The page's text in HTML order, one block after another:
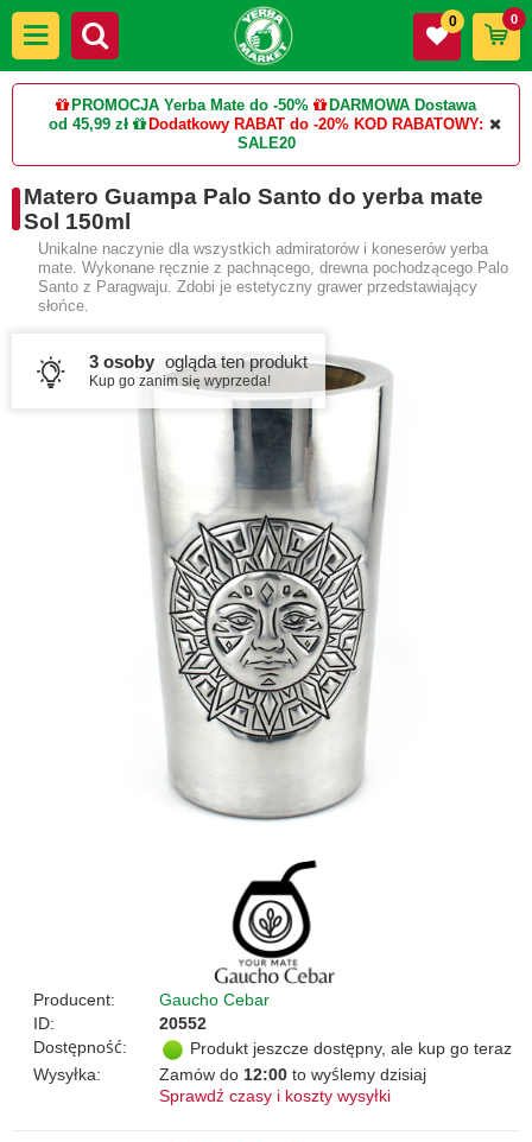
PROMOCJA Yerba Mate do -50%
DARMOWA Dostawa
od 45,99 zł
Dodatkowy RABAT do -20% KOD RABATOWY:
SALE20
0 0
Matero Guampa Palo Santo do yerba mate
Sol 150ml
Unikalne naczynie dla wszystkich admiratorów i koneserów yerba
mate. Wykonane ręcznie z pachnącego, drewna pochodzącego Palo
Santo z Paragwaju. Zdobi je estetyczny grawer przedstawiający
słońce.
3 osoby ogląda ten produkt
Kup go zanim się wyprzeda!
Producent:
Gaucho Cebar
ID:
20552
Dostępność:
Produkt jeszcze dostępny, ale kup go teraz
Wysyłka:
Zamów do 12:00 to wyślemy dzisiaj
Sprawdź czasy i koszty wysyłki